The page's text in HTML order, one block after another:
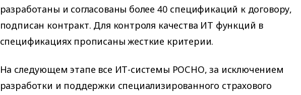
разработаны и согласованы более 40 спецификаций к договору,
подписан контракт. Для контроля качества ИТ функций в
спецификациях прописаны жесткие критерии.
На следующем этапе все ИТ-системы РОСНО, за исключением
разработки и поддержки специализированного страхового